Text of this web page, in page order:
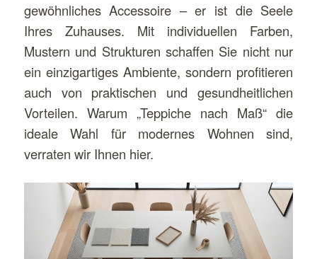
gewöhnliches Accessoire – er ist die Seele
Ihres Zuhauses. Mit individuellen Farben,
Mustern und Strukturen schaffen Sie nicht nur
ein einzigartiges Ambiente, sondern profitieren
auch von praktischen und gesundheitlichen
Vorteilen. Warum „Teppiche nach Maß“ die
ideale Wahl für modernes Wohnen sind,
verraten wir Ihnen hier.